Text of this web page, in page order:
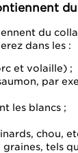
du
dans les :
et volaille) ;
par
les blancs ;
chou,
tels